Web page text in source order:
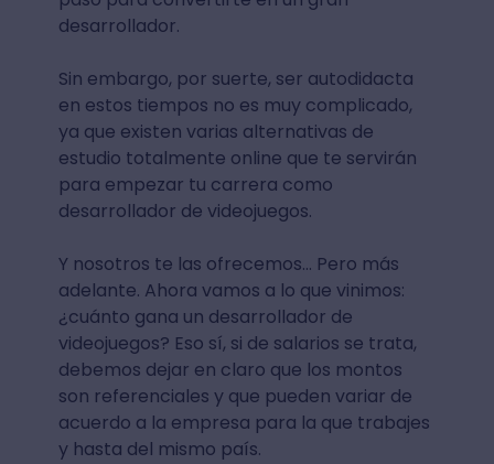
desarrollador.
Sin embargo, por suerte, ser autodidacta
en estos tiempos no es muy complicado,
ya que existen varias alternativas de
estudio totalmente online que te servirán
para empezar tu carrera como
desarrollador de videojuegos.
Y nosotros te las ofrecemos... Pero más
adelante. Ahora vamos a lo que vinimos:
¿cuánto gana un desarrollador de
videojuegos? Eso sí, si de salarios se trata,
debemos dejar en claro que los montos
son referenciales y que pueden variar de
acuerdo a la empresa para la que trabajes
y hasta del mismo país.